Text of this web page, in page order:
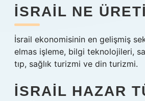
İSRAIL NE
İsrail ekonomisinin en gelişmiş
elmas işleme, bilgi teknolojileri,
tıp, sağlık turizmi ve din turizmi.
İSRAIL HAZAR